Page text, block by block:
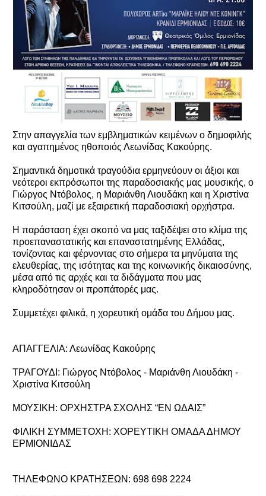
Στην απαγγελία των εμβληματικών κειμένων ο δημοφιλής
και αγαπημένος ηθοποιός Λεωνίδας Κακούρης.
Σημαντικά δημοτικά τραγούδια ερμηνεύουν οι άξιοι και
νεότεροι εκπρόσωποι της παραδοσιακής μας μουσικής, ο
Γιώργος Ντόβολος, η Μαριάνθη Λιουδάκη και η Χριστίνα
Κιτσούλη, μαζί με εξαιρετική παραδοσιακή ορχήστρα.
Η παράσταση έχει σκοπό να μας ταξιδέψει στο κλίμα της
προεπαναστατικής και επαναστατημένης Ελλάδας,
τονίζοντας και φέρνοντας στο σήμερα τα μηνύματα της
ελευθερίας, της ισότητας και της κοινωνικής δικαιοσύνης,
μέσα από τις αρχές και τα διδάγματα που μας
κληροδότησαν οι προπάτορές μας.
Συμμετέχει φιλικά, η χορευτική ομάδα του Δήμου μας.
ΑΠΑΓΓΕΛΙΑ: Λεωνίδας Κακούρης
ΤΡΑΓΟΥΔΙ: Γιώργος Ντόβολος - Μαριάνθη Λιουδάκη -
Χριστίνα Κιτσούλη
ΜΟΥΣΙΚΗ: ΟΡΧΗΣΤΡΑ ΣΧΟΛΗΣ “ΕΝ ΩΔΑΙΣ”
ΦΙΛΙΚΗ ΣΥΜΜΕΤΟΧΗ: ΧΟΡΕΥΤΙΚΗ ΟΜΑΔΑ ΔΗΜΟΥ
ΕΡΜΙΟΝΙΔΑΣ
ΤΗΛΕΦΩΝΟ ΚΡΑΤΗΣΕΩΝ: 698 698 2224